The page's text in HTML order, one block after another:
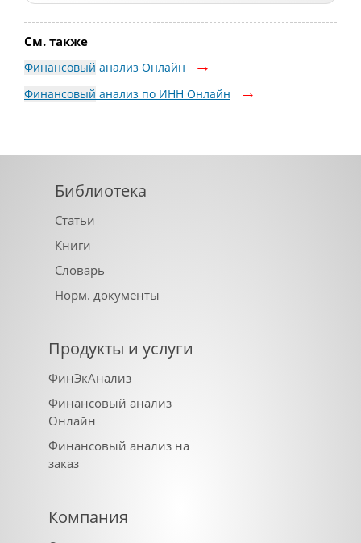
См. также
Финансовый анализ Онлайн
Финансовый анализ по ИНН Онлайн
Библиотека
Статьи
Книги
Словарь
Норм. документы
Продукты и услуги
ФинЭкАнализ
Финансовый анализ
Онлайн
Финансовый анализ на
заказ
Компания